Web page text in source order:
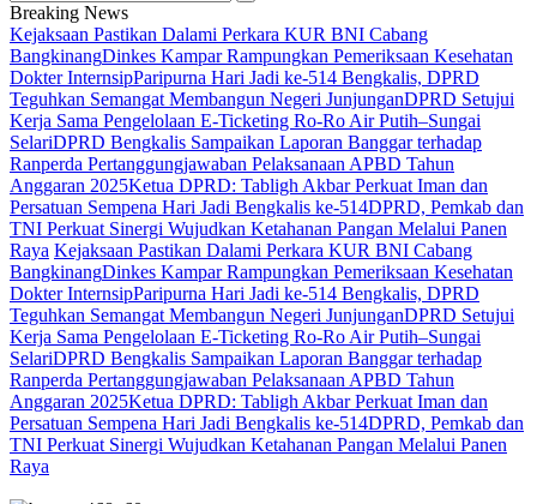
Breaking News
Kejaksaan Pastikan Dalami Perkara KUR BNI Cabang
BangkinangDinkes Kampar Rampungkan Pemeriksaan Kesehatan
Dokter InternsipParipurna Hari Jadi ke-514 Bengkalis, DPRD
Teguhkan Semangat Membangun Negeri JunjunganDPRD Setujui
Kerja Sama Pengelolaan E-Ticketing Ro-Ro Air Putih–Sungai
SelariDPRD Bengkalis Sampaikan Laporan Banggar terhadap
Ranperda Pertanggungjawaban Pelaksanaan APBD Tahun
Anggaran 2025Ketua DPRD: Tabligh Akbar Perkuat Iman dan
Persatuan Sempena Hari Jadi Bengkalis ke-514DPRD, Pemkab dan
TNI Perkuat Sinergi Wujudkan Ketahanan Pangan Melalui Panen
Raya Kejaksaan Pastikan Dalami Perkara KUR BNI Cabang
BangkinangDinkes Kampar Rampungkan Pemeriksaan Kesehatan
Dokter InternsipParipurna Hari Jadi ke-514 Bengkalis, DPRD
Teguhkan Semangat Membangun Negeri JunjunganDPRD Setujui
Kerja Sama Pengelolaan E-Ticketing Ro-Ro Air Putih–Sungai
SelariDPRD Bengkalis Sampaikan Laporan Banggar terhadap
Ranperda Pertanggungjawaban Pelaksanaan APBD Tahun
Anggaran 2025Ketua DPRD: Tabligh Akbar Perkuat Iman dan
Persatuan Sempena Hari Jadi Bengkalis ke-514DPRD, Pemkab dan
TNI Perkuat Sinergi Wujudkan Ketahanan Pangan Melalui Panen
Raya